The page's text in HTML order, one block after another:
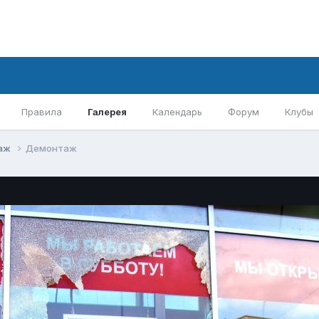
Правила Галерея Календарь Форум Клубы
Демонтаж